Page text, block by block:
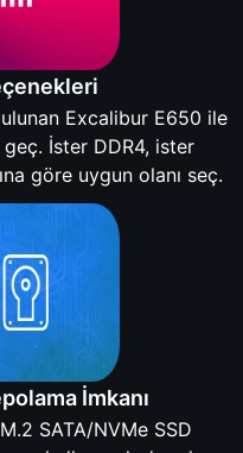
Excalibur E650 ile
İster DDR4, ister
göre uygun olanı seç.
İmkanı
SATA/NVMe SSD